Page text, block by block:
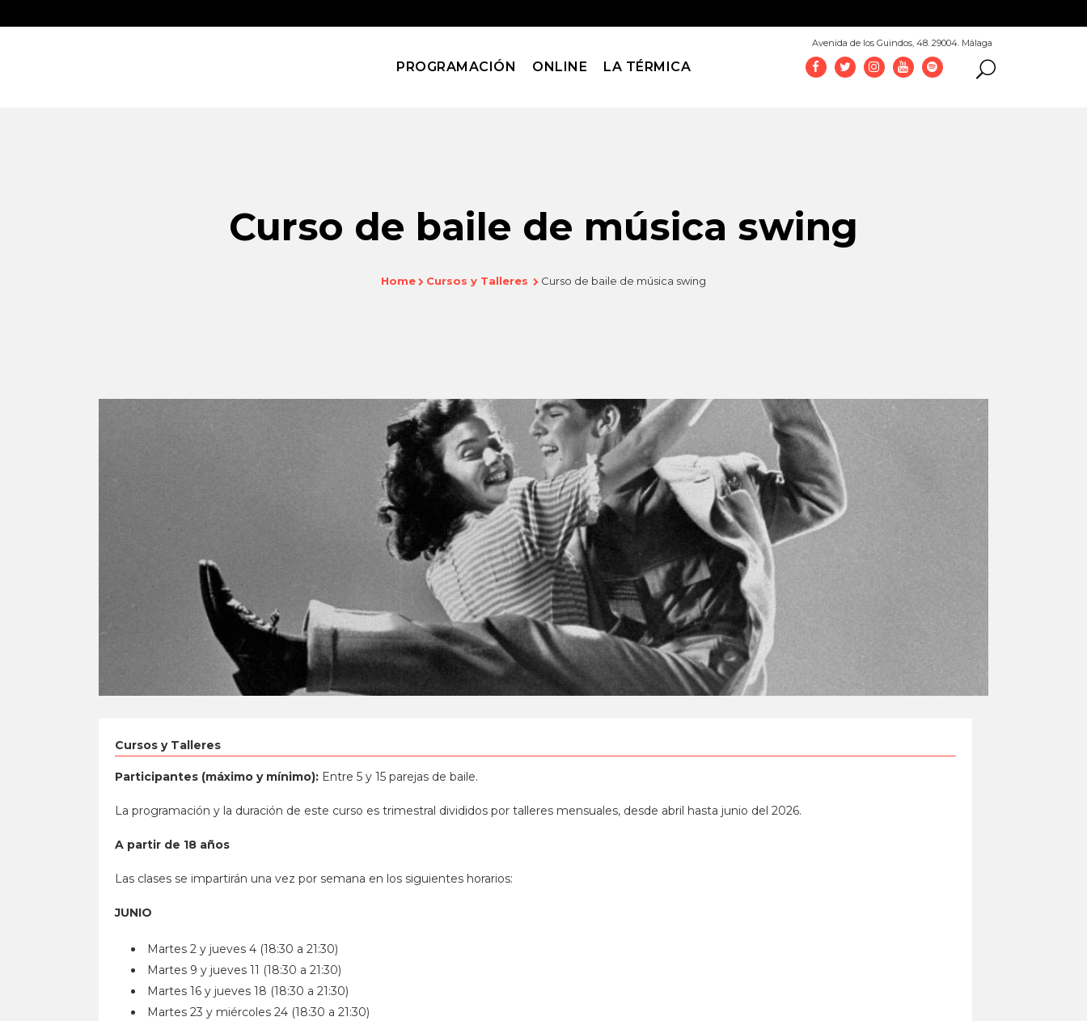
Avenida de los Guindos, 48. 29004. Málaga
PROGRAMACIÓN ONLINE LA TÉRMICA
Curso de baile de música swing
Home Cursos y Talleres Curso de baile de música swing
Cursos y Talleres
Participantes (máximo y mínimo): Entre 5 y 15 parejas de baile.
La programación y la duración de este curso es trimestral divididos por talleres mensuales, desde abril hasta junio del 2026.
A partir de 18 años
Las clases se impartirán una vez por semana en los siguientes horarios:
JUNIO
Martes 2 y jueves 4 (18:30 a 21:30)
Martes 9 y jueves 11 (18:30 a 21:30)
Martes 16 y jueves 18 (18:30 a 21:30)
Martes 23 y miércoles 24 (18:30 a 21:30)